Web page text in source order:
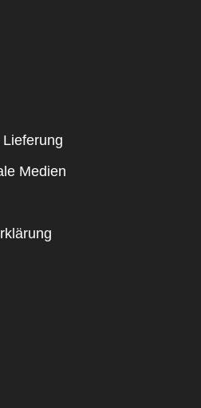
Medien